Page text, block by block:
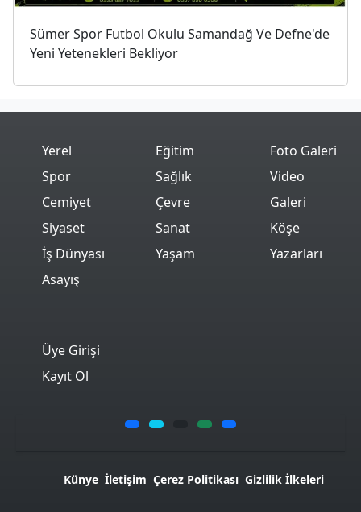
Sümer Spor Futbol Okulu Samandağ Ve Defne'de
Yeni Yetenekleri Bekliyor
Yerel
Spor
Cemiyet
Siyaset
İş Dünyası
Asayış
Eğitim
Sağlık
Çevre
Sanat
Yaşam
Foto Galeri
Video
Galeri
Köşe
Yazarları
Üye Girişi
Kayıt Ol
Künye İletişim Çerez Politikası Gizlilik İlkeleri